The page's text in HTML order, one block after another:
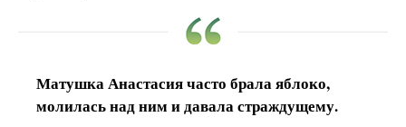
Матушка Анастасия часто брала яблоко,
молилась над ним и давала страждущему.